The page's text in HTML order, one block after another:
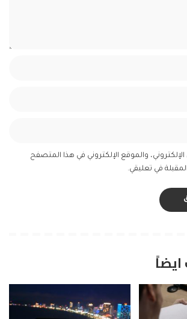
والموقع الإلكتروني في هذا المتصفح
في تعليقي.